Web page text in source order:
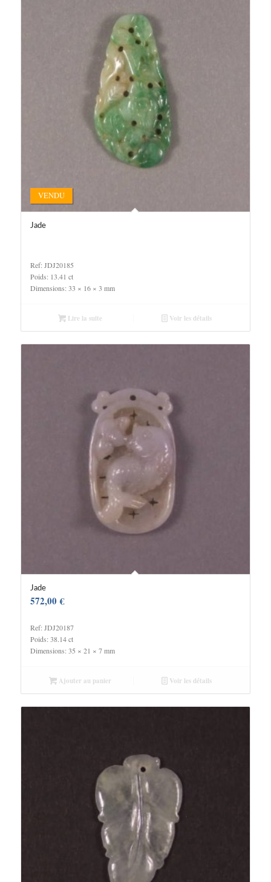
Jade
VENDU
Ref: JDJ20185
Poids: 13.41 ct
Dimensions: 33 × 16 × 3 mm
Lire la suite Voir les détails
Jade
572,00€
Ref: JDJ20187
Poids: 38.14 ct
Dimensions: 35 × 21 × 7 mm
Ajouter au panier Voir les détails